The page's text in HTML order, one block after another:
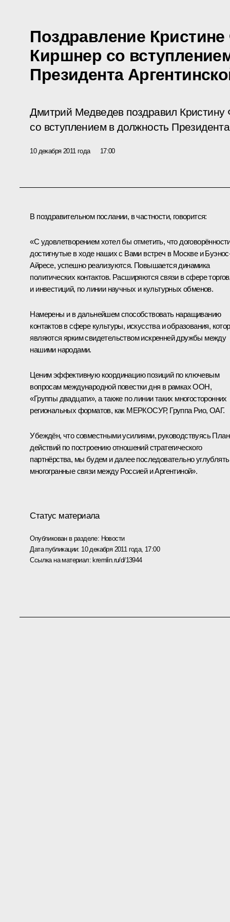
Поздравление
Киршнер со
Президента
Дмитрий Медведев поздравил
со вступлением в должность
10 декабря 2011 года 17:00
В поздравительном послании, в частности, говорится:
«С удовлетворением хотел бы отметить, что
достигнутые в ходе наших с Вами встреч в Москвеи
Айресе, успешно реализуются. Повышается динамика
политических контактов. Расширяются связи в сфере
и инвестиций, по линии научных и культурных обменов.
Намерены и в дальнейшем способствовать наращиванию
контактов в сфере культуры, искусства и образования,
являются ярким свидетельством искренней дружбы между
нашими народами.
Ценим эффективную координацию позиций по ключевым
вопросам международной повестки дня в рамках ООН,
«Группы двадцати», а также по линии таких многосторонних
региональных форматов, как МЕРКОСУР, Группа Рио, ОАГ.
Убеждён, что совместными усилиями, руководствуясь
действий по построению отношений стратегического
партнёрства, мы будем и далее последовательно углублять
многогранные связи между Россией и Аргентиной».
Статус материала
Опубликован в разделе: Новости
Дата публикации: 10 декабря 2011 года, 17:00
Ссылка на материал: kremlin.ru/d/13944